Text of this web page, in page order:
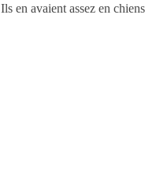
Ils en avaient assez en